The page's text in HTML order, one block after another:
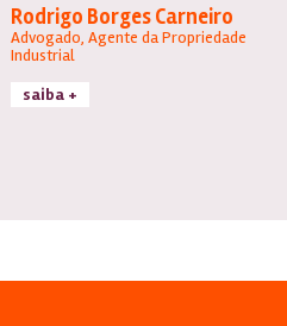
Rodrigo Borges Carneiro
Advogado, Agente da Propriedade
Industrial
saiba +